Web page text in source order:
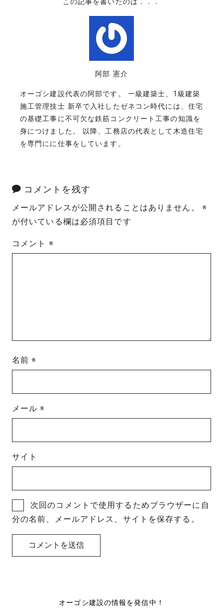
この記事を書いたのは．．．
阿部 憲介
オーゴシ建設代表の阿部です。 一級建築士、1級建築
施工管理技士 新卒で入社したゼネコン時代には、住宅
の基礎工事に不可欠な鉄筋コンクリート工事の知識を
身につけました。 以降、工務店の代表として木造住宅
を専門にに仕事をしています。
コメントを残す
メールアドレスが公開されることはありません。
※
が付いている欄は必須項目です
コメント ※
名前※
メール※
サイト
次回のコメントで使用するためブラウザーに自
分の名前、メールアドレス、サイトを保存する。
オーゴシ建設の情報を発信中！